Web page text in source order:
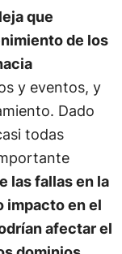
que
de los
y eventos, y
Dado
todas
las fallas en la
impacto en el
afectar el